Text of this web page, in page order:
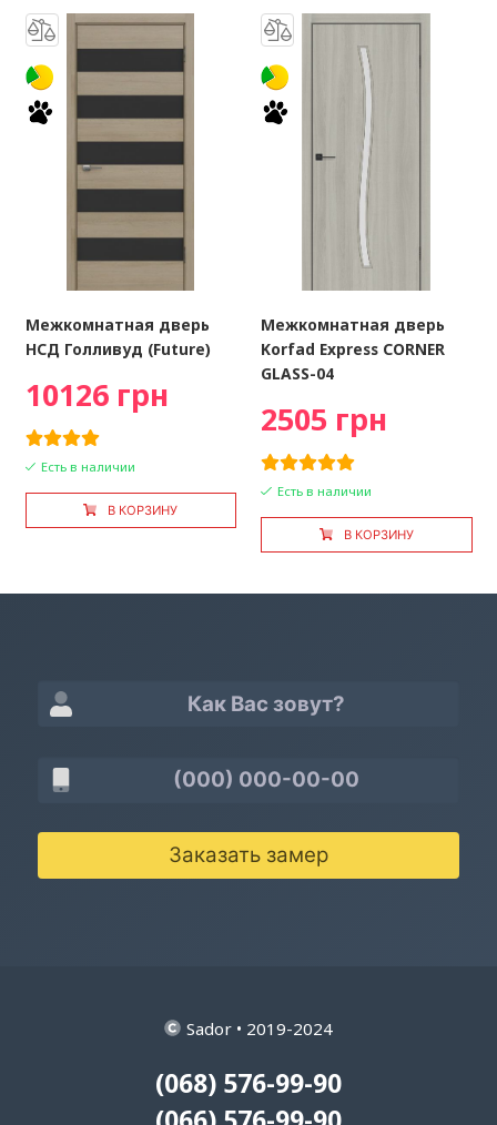
Межкомнатная дверь
НСД Голливуд (Future)
10126 грн
Есть в наличии
В КОРЗИНУ
Межкомнатная дверь
Korfad Express CORNER
GLASS-04
2505 грн
Есть в наличии
В КОРЗИНУ
Заказать замер
Sador • 2019-2024
(068) 576-99-90